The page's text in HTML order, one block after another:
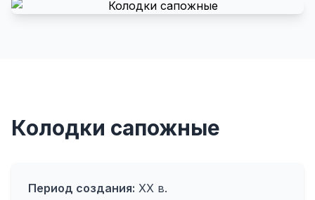
Колодки сапожные
Период создания: ХХ в.